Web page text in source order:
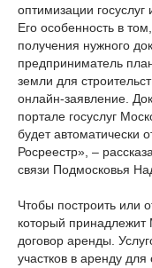
оптимизации
Его особенность в
получения нужного
предприниматель
земли для
онлайн-заявление.
портале госуслуг
будет автоматически
Росреестр», –
связи Подмосковья
Чтобы построить или
который принадлежит
договор аренды.
участков в аренду